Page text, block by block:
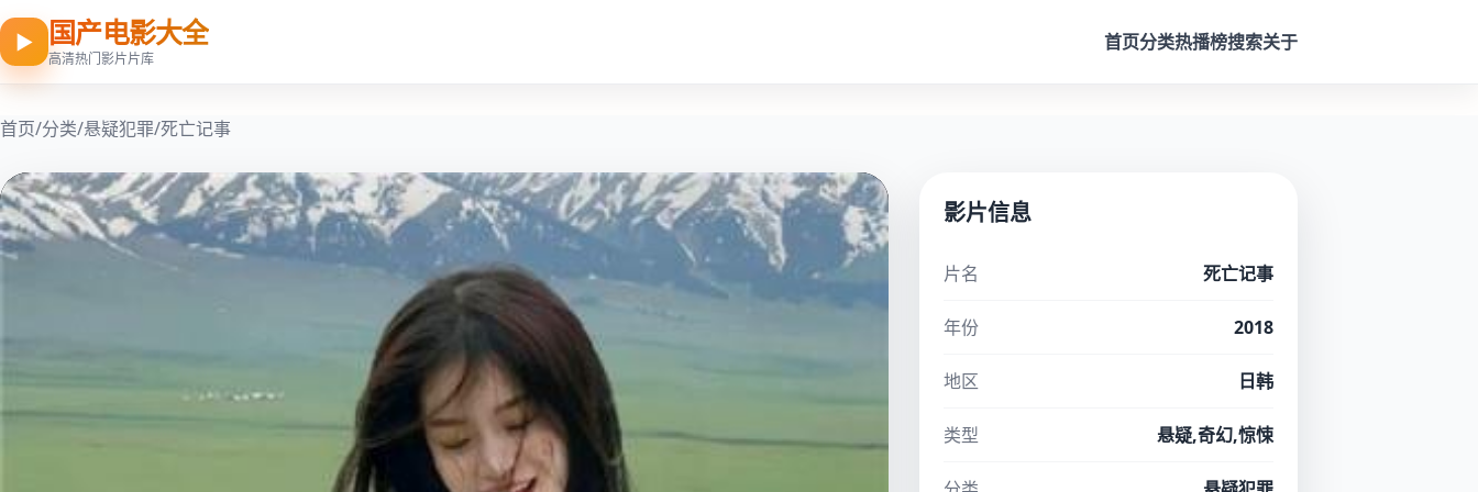
▶ 国产电影大全
高清热门影片片库
首页分类热播榜搜索关于
首页/分类/悬疑犯罪/死亡记事
影片信息
片名 死亡记事
年份 2018
地区 日韩
类型 悬疑,奇幻,惊悚